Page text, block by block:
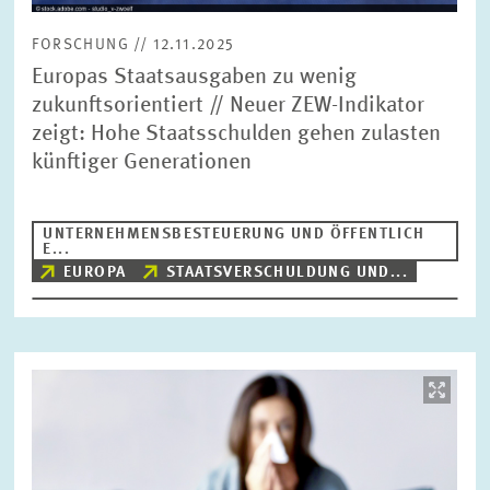
FORSCHUNG // 12.11.2025
Europas Staatsausgaben zu wenig
zukunftsorientiert // Neuer ZEW-Indikator
zeigt: Hohe Staatsschulden gehen zulasten
künftiger Generationen
UNTERNEHMENSBESTEUERUNG UND ÖFFENTLICH
E...
EUROPA
STAATSVERSCHULDUNG UND...